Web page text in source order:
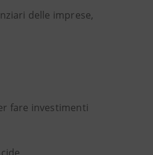
delle imprese,
fare investimenti